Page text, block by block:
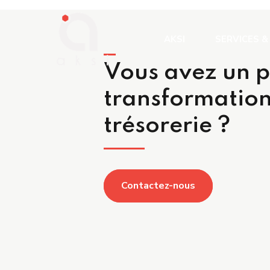
Intégration
TMA et administration de
Benchmark
des
Amélioration
Vous avez un
trésorerie ?
Contactez-nous